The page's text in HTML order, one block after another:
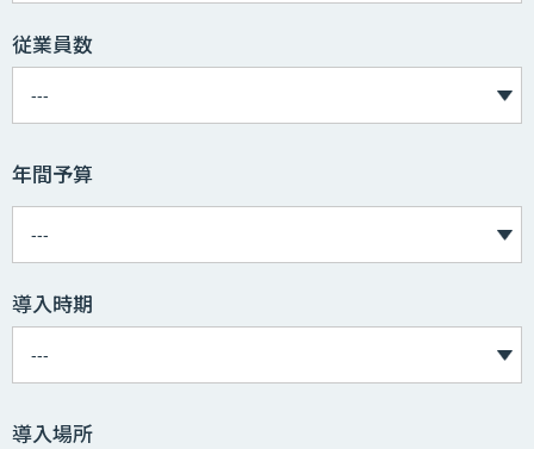
従業員数
年間予算
導入時期
導入場所